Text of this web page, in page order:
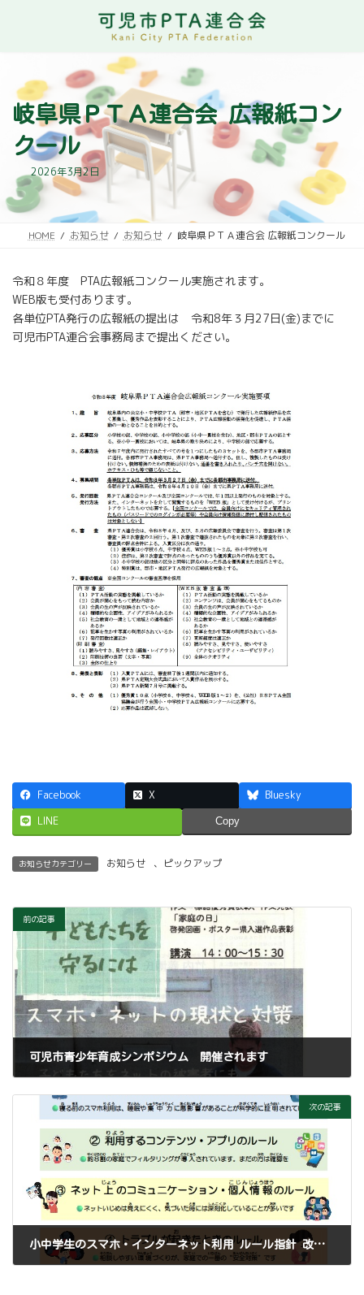
岐阜県ＰＴＡ連合会 広報紙コン
クール
2026年3月2日
HOME お知らせ お知らせ 岐阜県ＰＴＡ連合会 広報紙コンクール
令和８年度 PTA広報紙コンクール実施されます。
WEB版も受付あります。
各単位PTA発行の広報紙の提出は 令和8年３月27日(金)までに
可児市PTA連合会事務局まで提出ください。
Facebook X
Bluesky
LINE
Copy
お知らせカテゴリー お知らせ 、 ピックアップ
前の記事
可児市青少年育成シンポジウム 開催されます
次の記事
小中学生のスマホ・インターネット利用 ルール指針 改訂しました（令和8年2月）